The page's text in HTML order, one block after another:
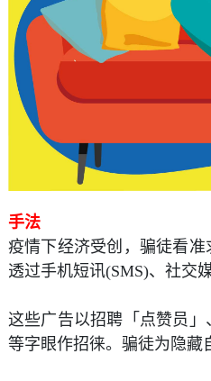
手法
疫情下经济受创，骗徒看
透过手机短讯(SMS)、社交
这些广告以招聘「点赞员」
等字眼作招徕。骗徒为隐藏